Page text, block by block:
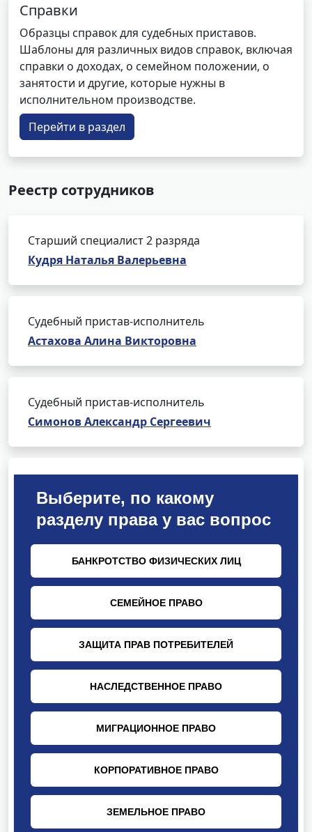
Справки
Образцы справок для судебных приставов.
Шаблоны для различных видов справок, включая
справки о доходах, о семейном положении, о
занятости и другие, которые нужны в
исполнительном производстве.
Перейти в раздел
Реестр сотрудников
Старший специалист 2 разряда
Кудря Наталья Валерьевна
Судебный пристав-исполнитель
Астахова Алина Викторовна
Судебный пристав-исполнитель
Симонов Александр Сергеевич